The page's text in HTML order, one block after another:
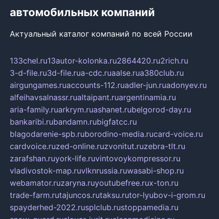
автомобильных компаний
Актуальный каталог компаний по всей России
133chel.ru13autor-kolonka.ru2864420.ru2rich.ru
3-d-file.ru3d-file.rua-cdc.ruaalse.rua380club.ru
airgungames.ruaccounts-112.ruadler-jun.ruadonyev.ru
alfeihavsalnassr.rualtaipant.ruargentinamia.ru
aria-family.ruarkrym.ruashanet.rubelgorod-day.ru
bankaribi.rubandamn.rubigfatcc.ru
blagodarenie-spb.ruborodino-media.rucard-voice.ru
cardvoice.ruzed-online.ruzvonitut.ruzebra-tlt.ru
zarafshan.ruyork-life.ruvintovoykompressor.ru
vladivostok-map.ruvlknrussia.ruwasabi-shop.ru
webamator.ruzaryna.ruyoutubefree.rux-ton.ru
trade-farm.rutajuncos.rutaksu.rutor-lyubov-i-grom.ru
spayderhed-2022.rusplclub.rustoppamedia.ru